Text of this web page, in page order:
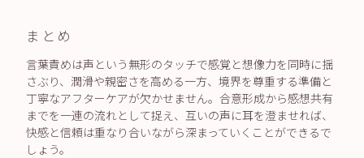
まとめ
言葉責めは声という無形のタッチで感覚と想像力を同時に揺
さぶり、潤滑や親密さを高める一方、境界を尊重する準備と
丁寧なアフターケアが欠かせません。合意形成から感想共有
までを一連の流れとして捉え、互いの声に耳を澄ませれば、
快感と信頼は重なり合いながら深まっていくことができるで
しょう。